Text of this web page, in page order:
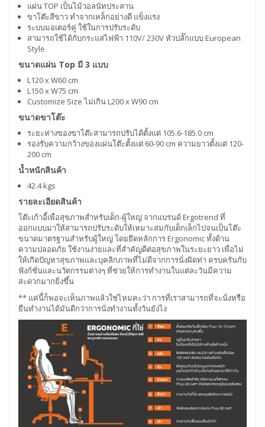
แผ่น TOP เป็นไม้วอลนัทประสาน
ขาโต๊ะสีขาว ทำจากเหล็กอย่างดี แข็งแรง
ระบบมอเตอร์คู่ ใช้ในการปรับระดับ
สามารถใช้ได้กับกระแสไฟฟ้า 110V/ 230V หัวปลั๊กแบบ European
Style
ขนาดแผ่น Top มี 3 แบบ
L120 x W60 cm
L150 x W75 cm
Customize Size ไม่เกิน L200 x W90 cm
ขนาดขาโต๊ะ
ระยะห่างของขาโต๊ะสามารถปรับได้ตั้งแต่ 105.6-185.0 cm
รองรับความกว้างของแผ่นโต๊ะตั้งแต่ 60-90 cm ความยาวตั้งแต่ 120-
200 cm
น้ำหนักสินค้า
42.4 kgs
รายละเอียดสินค้า
โต๊ะเก้าอี้เพื่อสุขภาพสำหรับเด็ก-ผู้ใหญ่ จากแบรนด์ Ergotrend ที่
ออกแบบมาให้สามารถปรับระดับให้เหมาะสมกับเด็กเล็กไปจนเป็นโต๊ะ
ขนาดมาตรฐานสำหรับผู้ใหญ่ โดยยึดหลักการ Ergonomic ทั้งด้าน
ความปลอดภัย ใช้งานง่ายและที่สำคัญดีต่อสุขภาพในระยะยาว เพื่อไม่
ให้เกิดปัญหาสุขภาพและบุคลิกภาพที่ไม่ดีจากการนั่งผิดท่า ครบครันกับ
ฟังก์ชั่นและนวัตกรรมต่างๆ ที่ช่วยให้การทำงานในแต่ละวันมีความ
สะดวกมากยิ่งขึ้น
** แค่นี้ก็พอจะเห็นภาพแล้วใช่ไหมคะว่า การที่เราสามารถที่จะนั่งหรือ
ยืนทำงานได้มันดีกว่าการนั่งทำงานทั้งวันยังไง